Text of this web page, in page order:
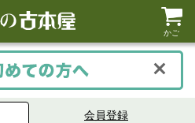
かご
会員登録